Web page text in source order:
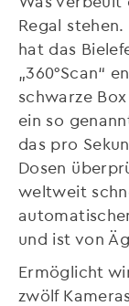
Regal
hat das
„360°Scan“
schwarze
ein so
das pro
Dosen
weltweit
und ist von
Ermöglicht
zwölf